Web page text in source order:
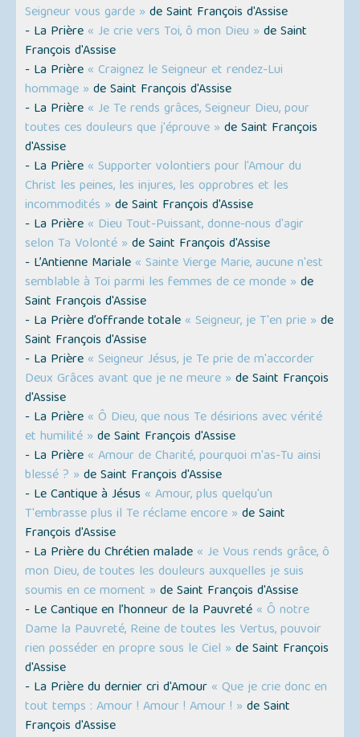
Seigneur vous garde » de Saint François d'Assise
- La Prière « Je crie vers Toi, ô mon Dieu » de Saint
François d'Assise
- La Prière « Craignez le Seigneur et rendez-Lui
hommage » de Saint François d'Assise
- La Prière « Je Te rends grâces, Seigneur Dieu, pour
toutes ces douleurs que j'éprouve » de Saint François
d'Assise
- La Prière « Supporter volontiers pour l'Amour du
Christ les peines, les injures, les opprobres et les
incommodités » de Saint François d'Assise
- La Prière « Dieu Tout-Puissant, donne-nous d'agir
selon Ta Volonté » de Saint François d'Assise
- L’Antienne Mariale « Sainte Vierge Marie, aucune n'est
semblable à Toi parmi les femmes de ce monde » de
Saint François d'Assise
- La Prière d’offrande totale « Seigneur, je T'en prie » de
Saint François d'Assise
- La Prière « Seigneur Jésus, je Te prie de m'accorder
Deux Grâces avant que je ne meure » de Saint François
d'Assise
- La Prière « Ô Dieu, que nous Te désirions avec vérité
et humilité » de Saint François d'Assise
- La Prière « Amour de Charité, pourquoi m'as-Tu ainsi
blessé ? » de Saint François d'Assise
- Le Cantique à Jésus « Amour, plus quelqu'un
T'embrasse plus il Te réclame encore » de Saint
François d'Assise
- La Prière du Chrétien malade « Je Vous rends grâce, ô
mon Dieu, de toutes les douleurs auxquelles je suis
soumis en ce moment » de Saint François d'Assise
- Le Cantique en l’honneur de la Pauvreté « Ô notre
Dame la Pauvreté, Reine de toutes les Vertus, pouvoir
rien posséder en propre sous le Ciel » de Saint François
d'Assise
- La Prière du dernier cri d'Amour « Que je crie donc en
tout temps : Amour ! Amour ! Amour ! » de Saint
François d'Assise